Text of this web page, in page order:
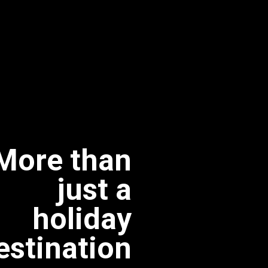
than
just a
holiday